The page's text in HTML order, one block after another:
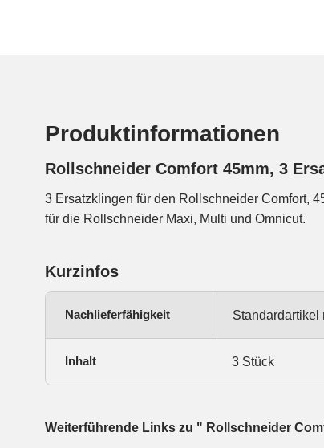
Produktinformationen
Rollschneider Comfort 45mm, 3
3 Ersatzklingen für den Rollschneider Comfort,
für die Rollschneider Maxi, Multi und Omnicut.
Kurzinfos
Nachlieferfähigkeit Standardartikel
Inhalt 3 Stück
Weiterführende Links zu " Rollschneider